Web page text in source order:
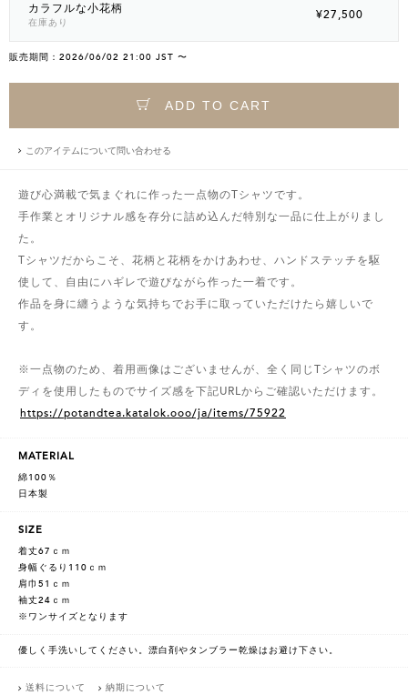
カラフルな小花柄
在庫あり
¥27,500
販売期間：2026/06/02 21:00 JST 〜
ADD TO CART
このアイテムについて問い合わせる
遊び心満載で気まぐれに作った一点物のTシャツです。
手作業とオリジナル感を存分に詰め込んだ特別な一品に仕上がりまし
た。
Tシャツだからこそ、花柄と花柄をかけあわせ、ハンドステッチを駆
使して、自由にハギレで遊びながら作った一着です。
作品を身に纏うような気持ちでお手に取っていただけたら嬉しいで
す。
※一点物のため、着用画像はございませんが、全く同じTシャツのボ
ディを使用したものでサイズ感を下記URLからご確認いただけます。
https://potandtea.katalok.ooo/ja/items/75922
MATERIAL
綿100％
日本製
SIZE
着丈67ｃｍ
身幅ぐるり110ｃｍ
肩巾51ｃｍ
袖丈24ｃｍ
※ワンサイズとなります
優しく手洗いしてください。漂白剤やタンブラー乾燥はお避け下さい。
送料について 納期について